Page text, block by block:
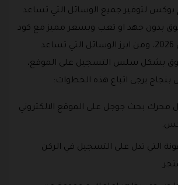
لتوفير جميع الوسائل التي تساعد
بدون جهد او تعب وبسعر مميز مع كود
خصم هوم بوكس 2026، ومن ابرز الوسائل التي تساعد
بشكل سلس التسجيل على الموقع،
بنجاح يرجى اتباع هذه الخطوات:
محرك بحث جوجل على الموقع الالكتروني
التي تدل على التسجيل في الركن